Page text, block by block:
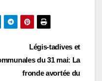
Légis-tadives et
du 31 mai: La
fronde avortée du